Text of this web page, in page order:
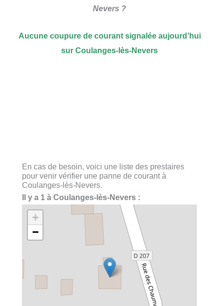
Nevers ?
Aucune coupure de courant signalée aujourd’hui
sur Coulanges-lès-Nevers
En cas de besoin, voici une liste des prestaires
pour venir vérifier une panne de courant à
Coulanges-lès-Nevers.
Il y a 1 à Coulanges-lès-Nevers :
+
−